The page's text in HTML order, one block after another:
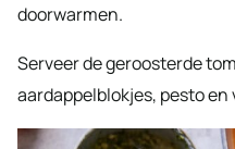
doorwarmen.
Serveer de geroosterde
aardappelblokjes, pesto en